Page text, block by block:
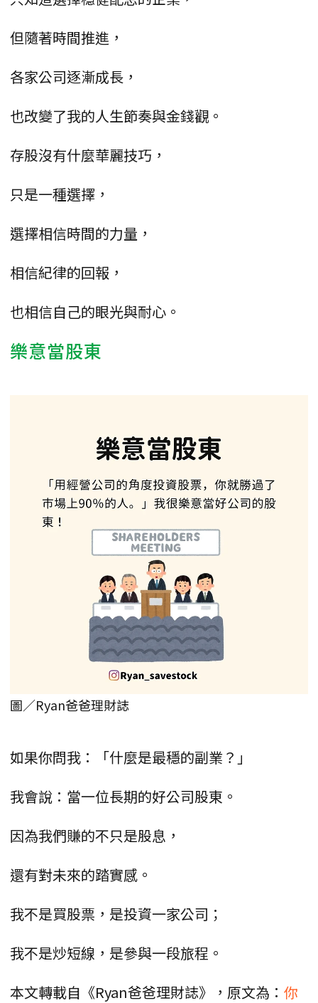
但隨著時間推進，
各家公司逐漸成長，
也改變了我的人生節奏與金錢觀。
存股沒有什麼華麗技巧，
只是一種選擇，
選擇相信時間的力量，
相信紀律的回報，
也相信自己的眼光與耐心。
樂意當股東
圖／Ryan爸爸理財誌
如果你問我：「什麼是最穩的副業？」
我會說：當一位長期的好公司股東。
因為我們賺的不只是股息，
還有對未來的踏實感。
我不是買股票，是投資一家公司；
我不是炒短線，是參與一段旅程。
本文轉載自《Ryan爸爸理財誌》，原文為： 你